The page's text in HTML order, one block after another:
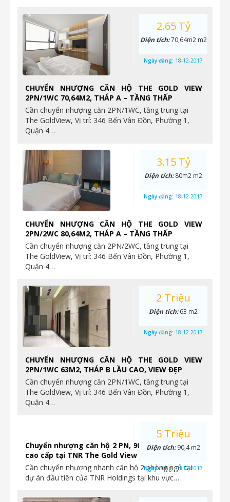
CHUYỂN NHƯỢNG CĂN HỘ THE GOLD VIEW
2PN/1WC 70,64M2, THÁP A – TẦNG THẤP
Cần chuyển nhượng căn 2PN/1WC, tầng trung tại
The GoldView, Vị trí: 346 Bến Vân Đồn, Phường 1,
Quận 4…
2.65 Tỷ
Diện tích:70,64m2 m2
Ngày đăng: 18-12-2017
CHUYỂN NHƯỢNG CĂN HỘ THE GOLD VIEW
2PN/2WC 80,64M2, THÁP A – TẦNG THẤP
Cần chuyển nhượng căn 2PN/2WC, tầng trung tại
The GoldView, Vị trí: 346 Bến Vân Đồn, Phường 1,
Quận 4…
3.15 Tỷ
Diện tích:80m2 m2
Ngày đăng: 18-12-2017
CHUYỂN NHƯỢNG CĂN HỘ THE GOLD VIEW
2PN/1WC 63M2, THÁP B LẦU CAO, VIEW ĐẸP
Cần chuyển nhượng căn 2PN/1WC, tầng trung tại
The GoldView, Vị trí: 346 Bến Vân Đồn, Phường 1,
Quận 4…
2 Triệu
Diện tích:63 m2
Ngày đăng: 18-12-2017
Chuyển nhượng căn hộ 2 PN, 90.4m2, hoàn thiện
cao cấp tại TNR The Gold View
Cần chuyển nhượng nhanh căn hộ 2 phòng ngủ tại
dự án đầu tiên của TNR Holdings tại khu vực…
5 Triệu
Diện tích:90,4 m2
Ngày đăng:14-12-2017